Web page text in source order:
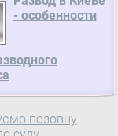
процесс
- особенности
особенности
позовну